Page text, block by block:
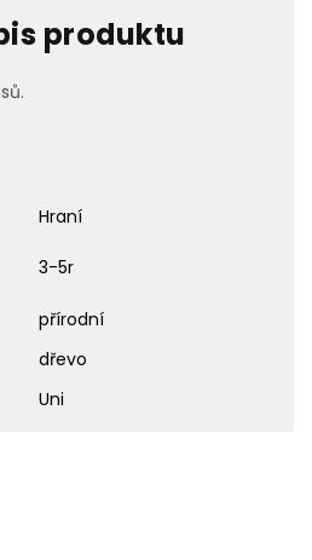
produktu
Hraní
3-5r
přírodní
dřevo
Uni